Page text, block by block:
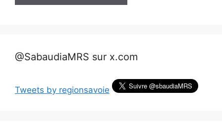
@SabaudiaMRS sur x.com
Tweets by regionsavoie